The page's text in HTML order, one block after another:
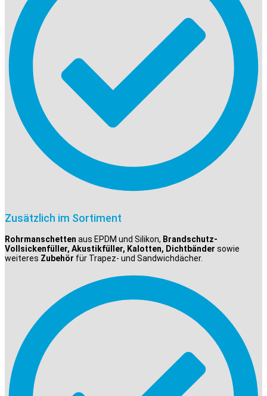
Zusätzlich im Sortiment
Rohrmanschetten aus EPDM und Silikon, Brandschutz-
Vollsickenfüller, Akustikfüller, Kalotten, Dichtbänder sowie
weiteres Zubehör für Trapez- und Sandwichdächer.